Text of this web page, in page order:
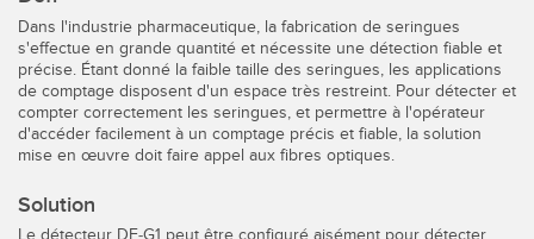
CAPTEURS
Capteurs photoélectriques
Mesure de distance laser
Temps de parcours 3D
IIOT ET L'USINE
INTELLIGENTE
Appel de pièces, service ou retrait de palettes
Communication en usine
Détection fiable des bords avant
Dans l'industrie pharmaceutique, la fabrication de seringues
s'effectue en grande quantité et nécessite une détection fiable et
précise. Étant donné la faible taille des seringues, les applications
de comptage disposent d'un espace très restreint. Pour détecter et
compter correctement les seringues, et permettre à l'opérateur
d'accéder facilement à un comptage précis et fiable, la solution
mise en œuvre doit faire appel aux fibres optiques.
Solution
Le détecteur DF-G1 peut être configuré aisément pour détecter